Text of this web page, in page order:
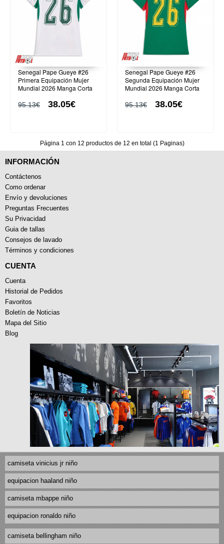
Senegal Pape Gueye #26
Primera Equipación Mujer
Mundial 2026 Manga Corta
95.13€ 38.05€
Senegal Pape Gueye #26
Segunda Equipación Mujer
Mundial 2026 Manga Corta
95.13€ 38.05€
Página 1 con 12 productos de 12 en total (1 Paginas)
INFORMACIÓN
Contáctenos
Como ordenar
Envío y devoluciones
Preguntas Frecuentes
Su Privacidad
Guia de tallas
Consejos de lavado
Términos y condiciones
CUENTA
Cuenta
Historial de Pedidos
Favoritos
Boletín de Noticias
Mapa del Sitio
Blog
camiseta vinicius jr niño
equipacion haaland niño
camiseta mbappe niño
equipacion ronaldo niño
camiseta bellingham niño